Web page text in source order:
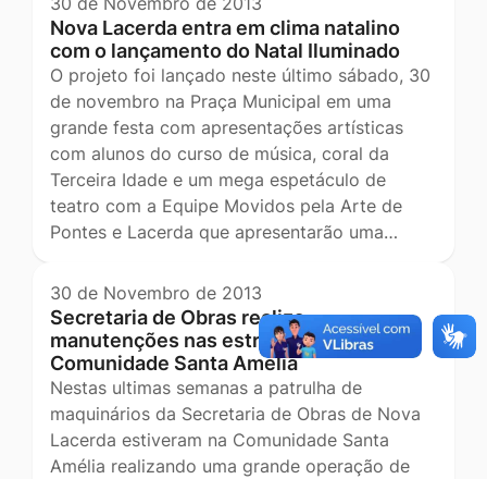
Nova Lacerda entra em clima natalino
com o lançamento do Natal Iluminado
O projeto foi lançado neste último sábado, 30
de novembro na Praça Municipal em uma
grande festa com apresentações artísticas
com alunos do curso de música, coral da
Terceira Idade e um mega espetáculo de
teatro com a Equipe Movidos pela Arte de
Pontes e Lacerda que apresentarão uma…
30 de Novembro de 2013
Secretaria de Obras realiza
manutenções nas estradas das
Comunidade Santa Amélia
Nestas ultimas semanas a patrulha de
maquinários da Secretaria de Obras de Nova
Lacerda estiveram na Comunidade Santa
Amélia realizando uma grande operação de